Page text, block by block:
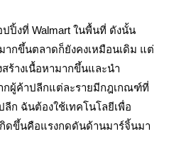
ปิ้งที่ Walmart ในพื้นที่ ดังนั้น
กขึ้นตลาดก็ยังคงเหมือนเดิม แต่
ร้างเนื้อหามากขึ้นและนำ
กผู้ค้าปลีกแต่ละรายมีกฎเกณฑ์ที่
ก ฉันต้องใช้เทคโนโลยีเพื่อ
ดขึ้นคือแรงกดดันด้านมาร์จิ้นมา